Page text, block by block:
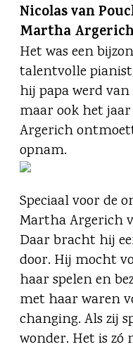
Nicolas van
Martha
Het was een
talentvolle
hij papa werd
maar ook het
Argerich
opnam.
Speciaal voor de
Martha Argerich
Daar bracht hij
door. Hij mocht
haar spelen en
met haar waren
changing. Als zij
wonder. Het is zó